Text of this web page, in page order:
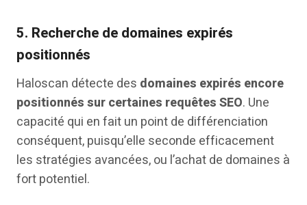
5. Recherche de domaines expirés
positionnés
Haloscan détecte des domaines expirés encore
positionnés sur certaines requêtes SEO. Une
capacité qui en fait un point de différenciation
conséquent, puisqu’elle seconde efficacement
les stratégies avancées, ou l’achat de domaines à
fort potentiel.